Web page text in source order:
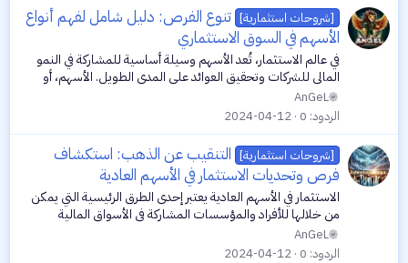
[شروحات استثمارية] تنوع الفرص: دليل شامل لفهم أنواع
الأسهم في السوق الاستثماري
في عالم الاستثمار، تُعد الأسهم وسيلة أساسية للمشاركة في النمو
المالي للشركات وتحقيق العوائد على المدى الطويل. الأسهم، أو
حصص الملكية في الشركات، تأتي بأنواع مختلفة توفر فرصًا ومخاطر
متنوعة...
AnGeL
الردود 0
2024-04-12
[شروحات استثمارية] التنقيب عن الذهب: استكشاف
فرص وتحديات الاستثمار في الأسهم العادية
الاستثمار في الأسهم العادية يعتبر إحدى الطرق الرئيسية التي يمكن
من خلالها للأفراد والمؤسسات المشاركة في الأسواق المالية
وتحقيق الربح من خلال تملك جزء من الشركات المدرجة. تُعرف
الأسهم العادية بأنها...
AnGeL
الردود 0
2024-04-12